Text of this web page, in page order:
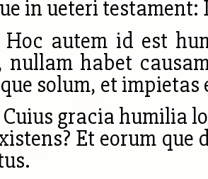
in ueteri testament:
Hoc autem id est
nullam habet
solum, et
Cuius gracia humilia
Et eorum